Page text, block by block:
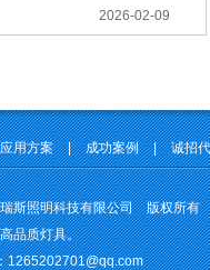
2026-02-09
用方案 | 成功案例 | 诚招
瑞斯照明科技有限公司 版权所
品质灯具。
1265202701@qq.com